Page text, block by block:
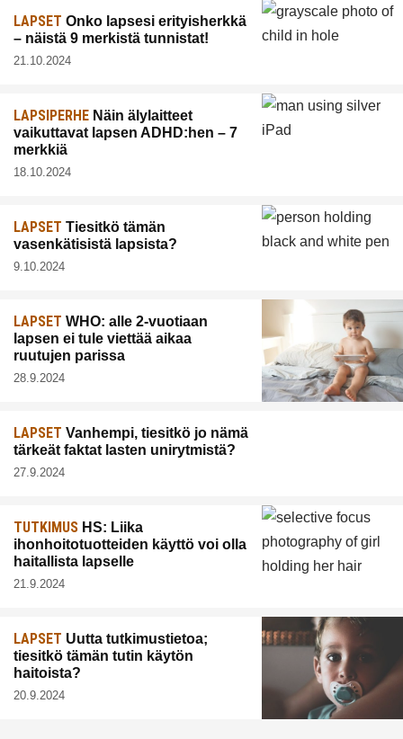
LAPSET Onko lapsesi erityisherkkä
– näistä 9 merkistä tunnistat!
21.10.2024
LAPSIPERHE Näin älylaitteet
vaikuttavat lapsen ADHD:hen – 7
merkkiä
18.10.2024
LAPSET Tiesitkö tämän
vasenkätisistä lapsista?
9.10.2024
LAPSET WHO: alle 2-vuotiaan
lapsen ei tule viettää aikaa
ruutujen parissa
28.9.2024
LAPSET Vanhempi, tiesitkö jo nämä
tärkeät faktat lasten unirytmistä?
27.9.2024
TUTKIMUS HS: Liika
ihonhoitotuotteiden käyttö voi olla
haitallista lapselle
21.9.2024
LAPSET Uutta tutkimustietoa;
tiesitkö tämän tutin käytön
haitoista?
20.9.2024